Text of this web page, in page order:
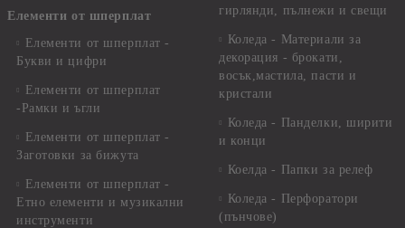
Елементи от шперплат
Елементи от шперплат -
Букви и цифри
Елементи от шперплат
-Рамки и ъгли
Елементи от шперплат -
Заготовки за бижута
Елементи от шперплат -
Етно елементи и музикални
инструменти
гирлянди, пълнежи и свещи
Коледа - Материали за
декорация - брокати,
восък,мастила, пасти и
кристали
Коледа - Панделки, ширити
и конци
Коелда - Папки за релеф
Коледа - Перфоратори
(пънчове)